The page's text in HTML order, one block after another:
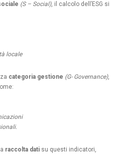
(S – Social), il calcolo dell’ESG si
locale
categoria gestione (G- Governance),
raccolta dati su questi indicatori,